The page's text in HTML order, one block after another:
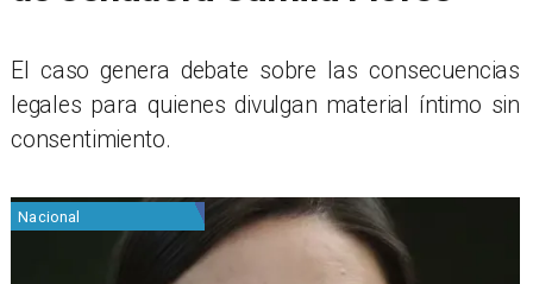
El caso genera debate sobre las consecuencias
legales para quienes divulgan material íntimo sin
consentimiento.
Nacional